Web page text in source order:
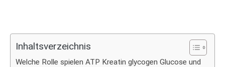
Inhaltsverzeichnis
Welche Rolle spielen ATP Kreatin glycogen Glucose und